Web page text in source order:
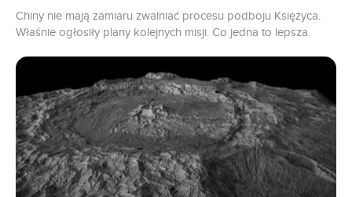
Chiny nie mają zamiaru zwalniać procesu podboju Księżyca.
Właśnie ogłosiły plany kolejnych misji. Co jedna to lepsza.